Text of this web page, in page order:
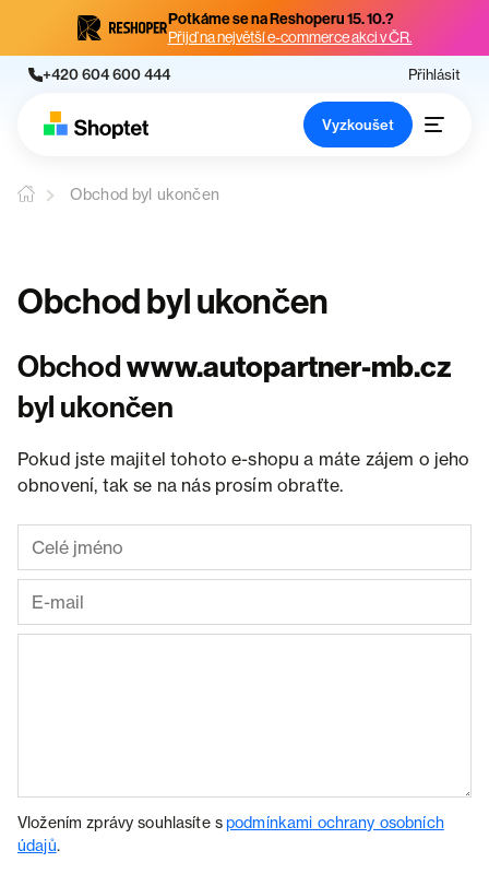
Potkáme se na Reshoperu 15. 10.?
Přijď na největší e-commerce akci v ČR.
+420 604 600 444 Přihlásit
Vyzkoušet
Obchod byl ukončen
Obchod byl ukončen
Obchodwww.autopartner-mb.cz
byl ukončen
Pokud jste majitel tohoto e-shopu a máte zájem o jeho
obnovení, tak se na nás prosím obraťte.
Vložením zprávy souhlasíte spodmínkami ochrany osobních
údajů.